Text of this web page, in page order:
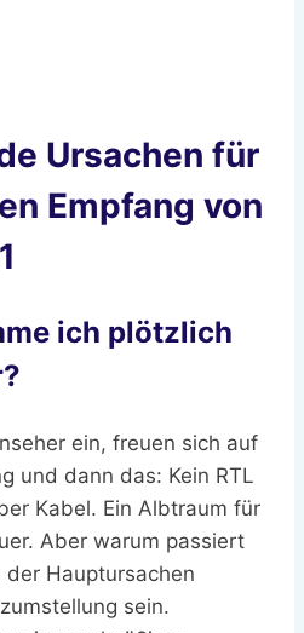
Ursachen für
Empfang von
ich plötzlich
ein, freuen sich auf
und dann das: Kein RTL
Kabel. Ein Albtraum für
Aber warum passiert
der Hauptursachen
sein.